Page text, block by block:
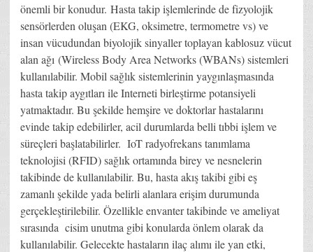
önemli bir konudur. Hasta takip işlemlerinde de fizyolojik
sensörlerden oluşan (EKG, oksimetre, termometre vs) ve
insan vücudundan biyolojik sinyaller toplayan kablosuz vücut
alan ağı (Wireless Body Area Networks (WBANs) sistemleri
kullanılabilir. Mobil sağlık sistemlerinin yaygınlaşmasında
hasta takip aygıtları ile Interneti birleştirme potansiyeli
yatmaktadır. Bu şekilde hemşire ve doktorlar hastalarını
evinde takip edebilirler, acil durumlarda belli tıbbi işlem ve
süreçleri başlatabilirler. IoT radyofrekans tanımlama
teknolojisi (RFID) sağlık ortamında birey ve nesnelerin
takibinde de kullanılabilir. Bu, hasta akış takibi gibi eş
zamanlı şekilde yada belirli alanlara erişim durumunda
gerçekleştirilebilir. Özellikle envanter takibinde ve ameliyat
sırasında cisim unutma gibi konularda önlem olarak da
kullanılabilir. Gelecekte hastaların ilaç alımı ile yan etki,